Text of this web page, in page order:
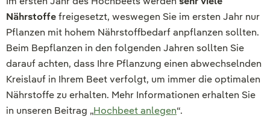
Nährstoffefreigesetzt, weswegen Sie im ersten Jahr nur
Pflanzen mit hohem Nährstoffbedarf anpflanzen sollten.
Beim Bepflanzen in den folgenden Jahren sollten Sie
darauf achten, dass Ihre Pflanzung einen abwechselnden
Kreislauf in Ihrem Beet verfolgt, um immer die optimalen
Nährstoffe zu erhalten. Mehr Informationen erhalten Sie
in unseren Beitrag „Hochbeet anlegen“.